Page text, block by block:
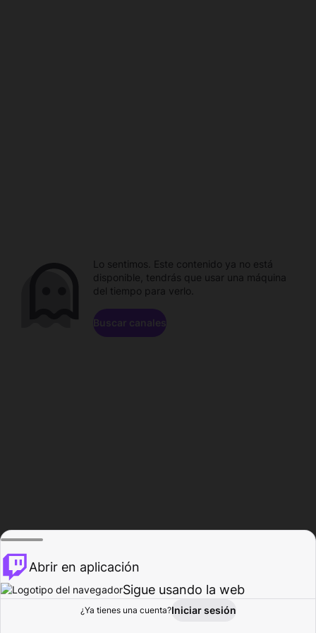
Explorar Actividad
Lo sentimos. Este contenido ya no está
disponible, tendrás que usar una máquina
del tiempo para verlo.
Buscar canales
Abrir en aplicación
Sigue usando la web
¿Ya tienes una cuenta?Iniciar sesión